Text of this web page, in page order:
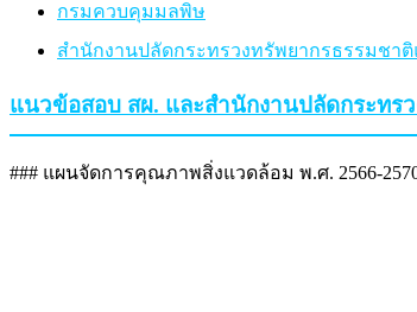
กรมควบคุมมลพิษ
สำนักงานปลัดกระทรวงทรัพยากรธรรมชา
แนวข้อสอบ สผ. และสำนักงานปลัดกระทร
### แผนจัดการคุณภาพสิ่งแวดล้อม พ.ศ. 2566-